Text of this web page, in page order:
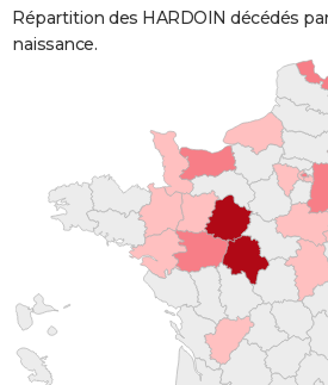
Répartition des HARDOIN décédés
naissance.